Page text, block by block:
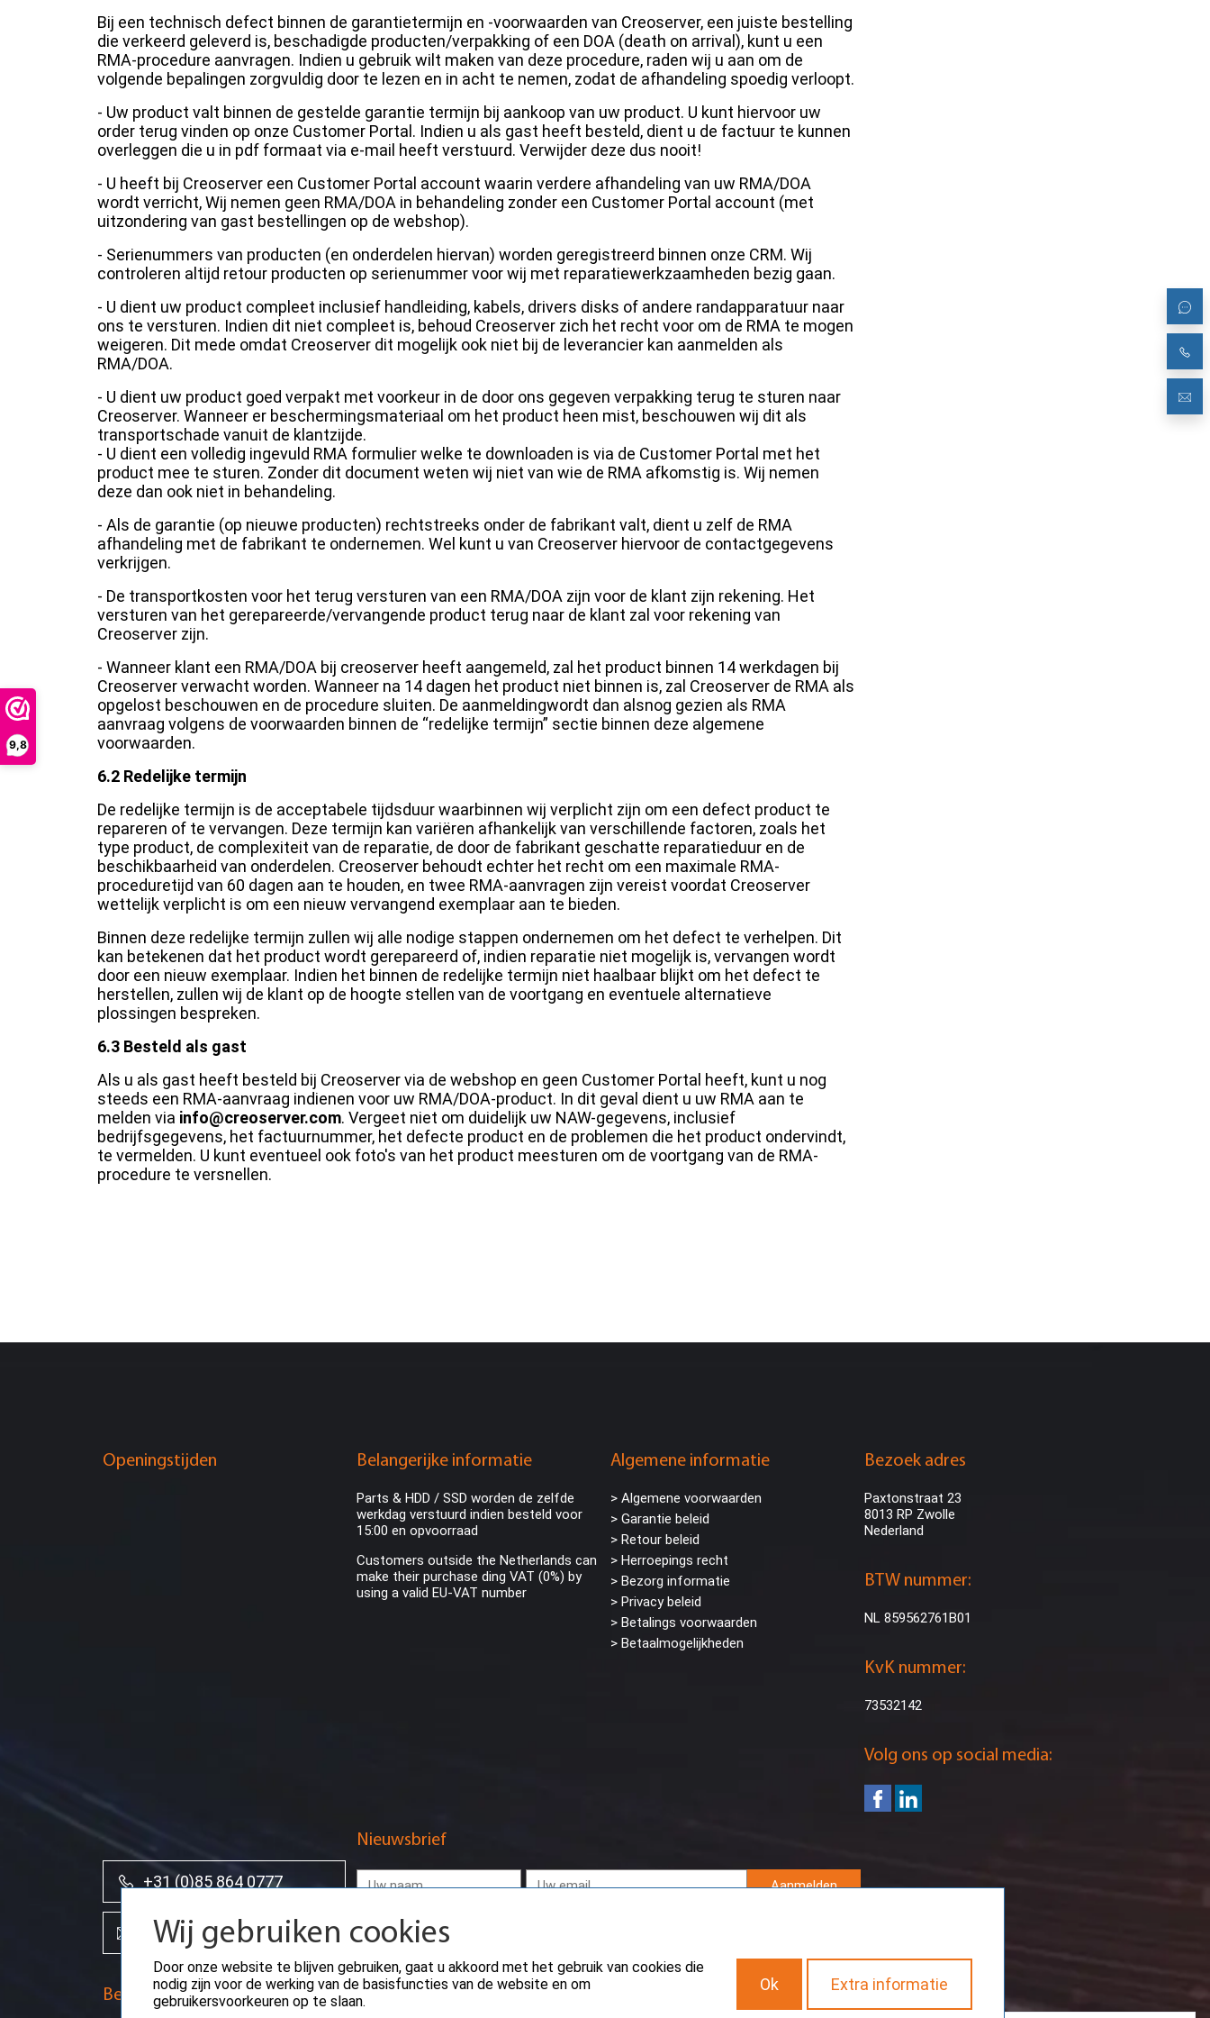
9,8
Bij een technisch defect binnen de garantietermijn en -voorwaarden van Creoserver, een juiste bestelling
die verkeerd geleverd is, beschadigde producten/verpakking of een DOA (death on arrival), kunt u een
RMA-procedure aanvragen. Indien u gebruik wilt maken van deze procedure, raden wij u aan om de
volgende bepalingen zorgvuldig door te lezen en in acht te nemen, zodat de afhandeling spoedig verloopt.
- Uw product valt binnen de gestelde garantie termijn bij aankoop van uw product. U kunt hiervoor uw
order terug vinden op onze Customer Portal. Indien u als gast heeft besteld, dient u de factuur te kunnen
overleggen die u in pdf formaat via e-mail heeft verstuurd. Verwijder deze dus nooit!
- U heeft bij Creoserver een Customer Portal account waarin verdere afhandeling van uw RMA/DOA
wordt verricht, Wij nemen geen RMA/DOA in behandeling zonder een Customer Portal account (met
uitzondering van gast bestellingen op de webshop).
- Serienummers van producten (en onderdelen hiervan) worden geregistreerd binnen onze CRM. Wij
controleren altijd retour producten op serienummer voor wij met reparatiewerkzaamheden bezig gaan.
- U dient uw product compleet inclusief handleiding, kabels, drivers disks of andere randapparatuur naar
ons te versturen. Indien dit niet compleet is, behoud Creoserver zich het recht voor om de RMA te mogen
weigeren. Dit mede omdat Creoserver dit mogelijk ook niet bij de leverancier kan aanmelden als
RMA/DOA.
- U dient uw product goed verpakt met voorkeur in de door ons gegeven verpakking terug te sturen naar
Creoserver. Wanneer er beschermingsmateriaal om het product heen mist, beschouwen wij dit als
transportschade vanuit de klantzijde.
- U dient een volledig ingevuld RMA formulier welke te downloaden is via de Customer Portal met het
product mee te sturen. Zonder dit document weten wij niet van wie de RMA afkomstig is. Wij nemen
deze dan ook niet in behandeling.
- Als de garantie (op nieuwe producten) rechtstreeks onder de fabrikant valt, dient u zelf de RMA
afhandeling met de fabrikant te ondernemen. Wel kunt u van Creoserver hiervoor de contactgegevens
verkrijgen.
- De transportkosten voor het terug versturen van een RMA/DOA zijn voor de klant zijn rekening. Het
versturen van het gerepareerde/vervangende product terug naar de klant zal voor rekening van
Creoserver zijn.
- Wanneer klant een RMA/DOA bij creoserver heeft aangemeld, zal het product binnen 14 werkdagen bij
Creoserver verwacht worden. Wanneer na 14 dagen het product niet binnen is, zal Creoserver de RMA als
opgelost beschouwen en de procedure sluiten. De aanmeldingwordt dan alsnog gezien als RMA
aanvraag volgens de voorwaarden binnen de “redelijke termijn” sectie binnen deze algemene
voorwaarden.
6.2 Redelijke termijn
De redelijke termijn is de acceptabele tijdsduur waarbinnen wij verplicht zijn om een defect product te
repareren of te vervangen. Deze termijn kan variëren afhankelijk van verschillende factoren, zoals het
type product, de complexiteit van de reparatie, de door de fabrikant geschatte reparatieduur en de
beschikbaarheid van onderdelen. Creoserver behoudt echter het recht om een maximale RMA-
proceduretijd van 60 dagen aan te houden, en twee RMA-aanvragen zijn vereist voordat Creoserver
wettelijk verplicht is om een nieuw vervangend exemplaar aan te bieden.
Binnen deze redelijke termijn zullen wij alle nodige stappen ondernemen om het defect te verhelpen. Dit
kan betekenen dat het product wordt gerepareerd of, indien reparatie niet mogelijk is, vervangen wordt
door een nieuw exemplaar. Indien het binnen de redelijke termijn niet haalbaar blijkt om het defect te
herstellen, zullen wij de klant op de hoogte stellen van de voortgang en eventuele alternatieve
plossingen bespreken.
6.3 Besteld als gast
Als u als gast heeft besteld bij Creoserver via de webshop en geen Customer Portal heeft, kunt u nog
steeds een RMA-aanvraag indienen voor uw RMA/DOA-product. In dit geval dient u uw RMA aan te
melden via info@creoserver.com. Vergeet niet om duidelijk uw NAW-gegevens, inclusief
bedrijfsgegevens, het factuurnummer, het defecte product en de problemen die het product ondervindt,
te vermelden. U kunt eventueel ook foto's van het product meesturen om de voortgang van de RMA-
procedure te versnellen.
Openingstijden Belangerijke informatie
Parts & HDD / SSD worden de zelfde
werkdag verstuurd indien besteld voor
15:00 en opvoorraad
Customers outside the Netherlands can
make their purchase ding VAT (0%) by
using a valid EU-VAT number
Algemene informatie
> Algemene voorwaarden
> Garantie beleid
> Retour beleid
> Herroepings recht
> Bezorg informatie
> Privacy beleid
> Betalings voorwaarden
> Betaalmogelijkheden
Bezoek adres
Paxtonstraat 23
8013 RP Zwolle
Nederland
BTW nummer:
NL 859562761B01
KvK nummer:
73532142
Volg ons op social media:
+31 (0)85 864 0777
info@creoserver.com
Nieuwsbrief
Aanmelden
Betaalmethodes
Wij gebruiken cookies
Door onze website te blijven gebruiken, gaat u akkoord met het gebruik van cookies die
nodig zijn voor de werking van de basisfuncties van de website en om
gebruikersvoorkeuren op te slaan.
Ok Extra informatie